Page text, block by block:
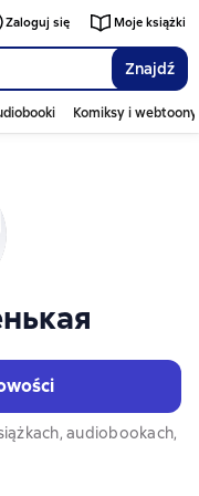
Znajdź
Zaloguj się Moje książki
Komiksy i webtoony
audiobookach,